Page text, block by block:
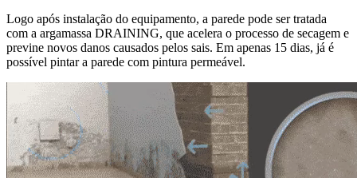
Logo após instalação do equipamento, a parede pode ser tratada
com a argamassa DRAINING, que acelera o processo de secagem e
previne novos danos causados pelos sais. Em apenas 15 dias, já é
possível pintar a parede com pintura permeável.